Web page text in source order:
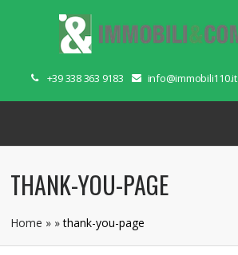
+39 338 363 9183 info@immobili110.it
THANK-YOU-PAGE
Home » »thank-you-page